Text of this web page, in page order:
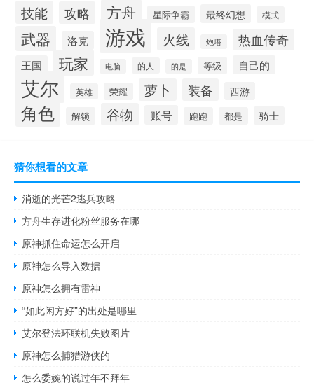
技能 攻略 方舟 星际争霸 最终幻想 模式
武器 洛克 游戏 火线 炮塔 热血传奇
王国 玩家 电脑 的人 的是 等级 自己的
艾尔 英雄 荣耀 萝卜 装备 西游
角色 解锁 谷物 账号 跑跑 都是 骑士
猜你想看的文章
消逝的光芒2逃兵攻略
方舟生存进化粉丝服务在哪
原神抓住命运怎么开启
原神怎么导入数据
原神怎么拥有雷神
“如此闲方好”的出处是哪里
艾尔登法环联机失败图片
原神怎么捕猎游侠的
怎么委婉的说过年不拜年